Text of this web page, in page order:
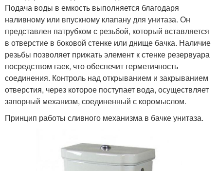
Подача воды в емкость выполняется благодаря
наливному или впускному клапану для унитаза. Он
представлен патрубком с резьбой, который вставляется
в отверстие в боковой стенке или днище бачка. Наличие
резьбы позволяет прижать элемент к стенке резервуара
посредством гаек, что обеспечит герметичность
соединения. Контроль над открыванием и закрыванием
отверстия, через которое поступает вода, осуществляет
запорный механизм, соединенный с коромыслом.
Принцип работы сливного механизма в бачке унитаза.